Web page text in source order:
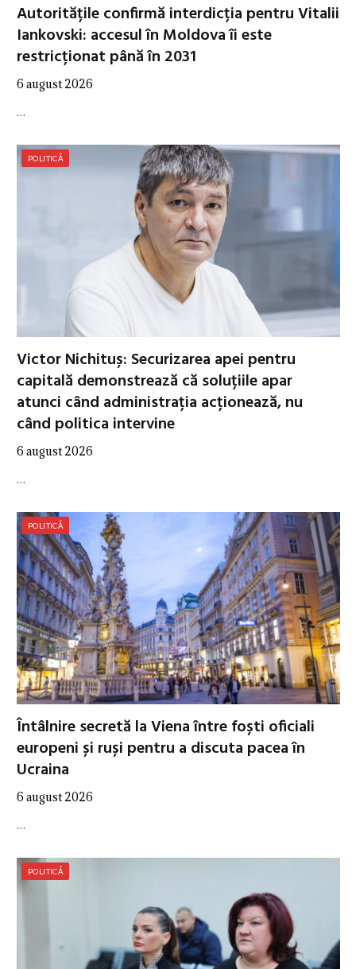
Autoritățile confirmă interdicția pentru Vitalii
Iankovski: accesul în Moldova îi este
restricționat până în 2031
6 august 2026
…
POLITICĂ
Victor Nichituș: Securizarea apei pentru
capitală demonstrează că soluțiile apar
atunci când administrația acționează, nu
când politica intervine
6 august 2026
…
POLITICĂ
Întâlnire secretă la Viena între foști oficiali
europeni și ruși pentru a discuta pacea în
Ucraina
6 august 2026
…
POLITICĂ